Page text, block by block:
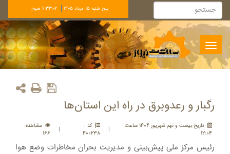
پنج شنبه 15 مرداد 1405 6:33:02 صبح
Toggle
navigation
رگبار و رعدوبرق در راه این استان‌ها
تاريخ:بيست و نهم شهريور 1404 ساعت
12:04
|
کد :
400238
|
مشاهده:
166
رئیس مرکز ملی پیش‌بینی و مدیریت بحران مخاطرات وضع هوا